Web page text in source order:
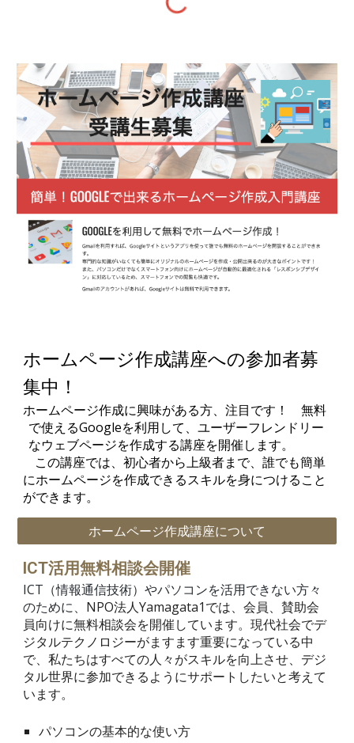
ホームページ作成講座への参加者募
集中！
ホームページ作成に興味がある方、注目です！ 無料
で使えるGoogleを利用して、ユーザーフレンドリー
なウェブページを作成する講座を開催します。
この講座では、初心者から上級者まで、誰でも簡単
にホームページを作成できるスキルを身につけること
ができます。
ホームページ作成講座について
ICT活用無料相談会開催
ICT（情報通信技術）やパソコンを活用できない方々
のために、 NPO法人Yamagata1では、会員、賛助会
員向けに無料相談会を開催しています。現代社会でデ
ジタルテクノロジーがますます重要になっている中
で、私たちはすべての人々がスキルを向上させ、デジ
タル世界に参加できるようにサポートしたいと考えて
います。
パソコンの基本的な使い方